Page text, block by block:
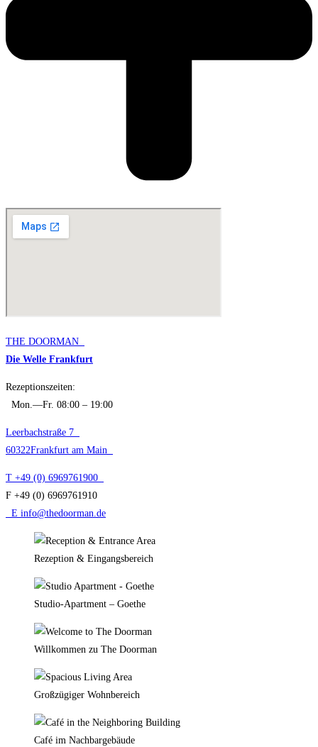
THE DOORMAN
Die Welle Frankfurt
Rezeptionszeiten:
Mon.—Fr. 08:00 – 19:00
Leerbachstraße 7
60322Frankfurt am Main
T +49 (0) 6969761900
F +49 (0) 6969761910
E info@thedoorman.de
Rezeption & Eingangsbereich
Studio-Apartment – Goethe
Willkommen zu The Doorman
Großzügiger Wohnbereich
Café im Nachbargebäude